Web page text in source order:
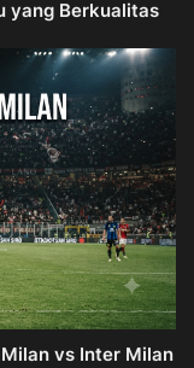
yang Berkualitas
vs Inter Milan